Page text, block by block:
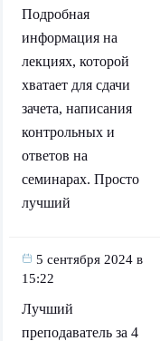
Подробная
информация на
лекциях, которой
хватает для сдачи
зачета, написания
контрольных и
ответов на
семинарах. Просто
лучший
5 сентября 2024 в
15:22
Лучший
преподаватель за 4